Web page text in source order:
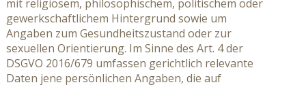
mit religiösem, philosophischem, politischem oder
gewerkschaftlichem Hintergrund sowie um
Angaben zum Gesundheitszustand oder zur
sexuellen Orientierung. Im Sinne des Art. 4 der
DSGVO 2016/679 umfassen gerichtlich relevante
Daten jene persönlichen Angaben, die auf